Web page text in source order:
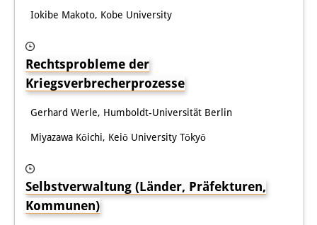
Iokibe Makoto, Kobe University
Rechtsprobleme der
Kriegsverbrecherprozesse
Gerhard Werle, Humboldt-Universität Berlin
Miyazawa Kōichi, Keiō University Tōkyō
Selbstverwaltung (Länder, Präfekturen,
Kommunen)